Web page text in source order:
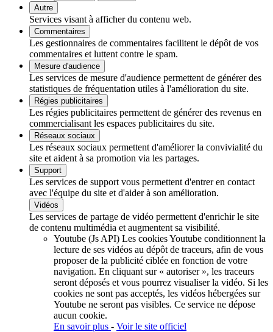
Autre
Services visant à afficher du contenu web.
Commentaires
Les gestionnaires de commentaires facilitent le dépôt de vos
commentaires et luttent contre le spam.
Mesure d'audience
Les services de mesure d'audience permettent de générer des
statistiques de fréquentation utiles à l'amélioration du site.
Régies publicitaires
Les régies publicitaires permettent de générer des revenus en
commercialisant les espaces publicitaires du site.
Réseaux sociaux
Les réseaux sociaux permettent d'améliorer la convivialité du
site et aident à sa promotion via les partages.
Support
Les services de support vous permettent d'entrer en contact
avec l'équipe du site et d'aider à son amélioration.
Vidéos
Les services de partage de vidéo permettent d'enrichir le site
de contenu multimédia et augmentent sa visibilité.
Youtube (Js API) Les cookies Youtube conditionnent la
lecture de ses vidéos au dépôt de traceurs, afin de vous
proposer de la publicité ciblée en fonction de votre
navigation. En cliquant sur « autoriser », les traceurs
seront déposés et vous pourrez visualiser la vidéo. Si les
cookies ne sont pas acceptés, les vidéos hébergées sur
Youtube ne seront pas visibles. Ce service ne dépose
aucun cookie.
En savoir plus - Voir le site officiel